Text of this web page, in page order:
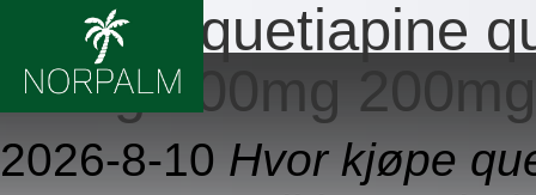
Pris du quetiapine
50mg 100mg 200mg
2026-8-10 Hvor kjøpe